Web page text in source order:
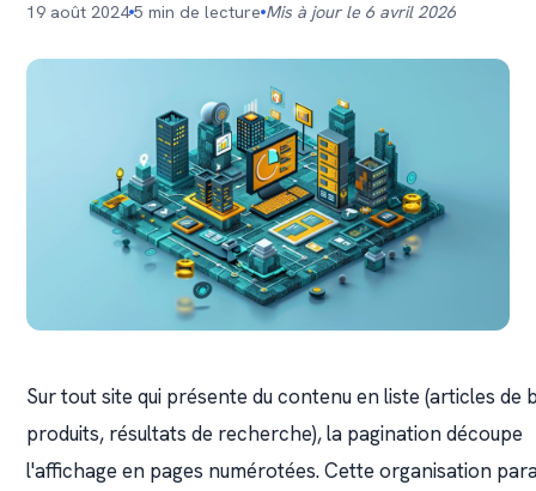
19 août 2024 5 min de lecture Mis à jour le 6 avril 2026
Sur tout site qui présente du contenu en liste (articles de
produits, résultats de recherche), la pagination découpe
l'affichage en pages numérotées. Cette organisation